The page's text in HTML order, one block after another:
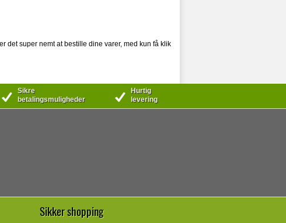
det super nemt at bestille dine varer, med kun få klik
Sikre
betalingsmuligheder
Hurtig
levering
Sikker shopping